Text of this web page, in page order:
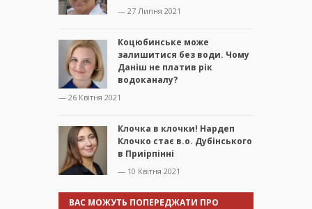
— 27 Липня 2021
Коцюбинське може
залишитися без води. Чому
Даніш не платив рік
водоканалу?
— 26 Квітня 2021
Клочка в клочки! Нардеп
Клочко стає в.о. Дубінського
в Приірпінні
— 10 Квітня 2021
ВАС МОЖУТЬ ПОПЕРЕДЖАТИ ПРО